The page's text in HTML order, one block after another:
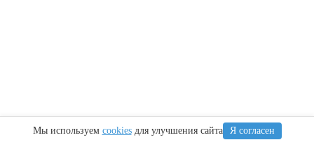
ИнформацияСочи Крым Регионы
Мы используем cookiesдля улучшения сайта Я согласен